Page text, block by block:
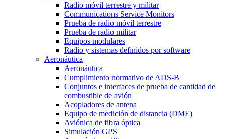
Radio móvil terrestre y militar
Communications Service Monitors
Prueba de radio móvil terrestre
Prueba de radio militar
Equipos modulares
Radio y sistemas definidos por software
Aeronáutica
Aeronáutica
Cumplimiento normativo de ADS-B
Conjuntos e interfaces de prueba de cantidad de
combustible de avión
Acopladores de antena
Equipo de medición de distancia (DME)
Aviónica de fibra óptica
Simulación GPS